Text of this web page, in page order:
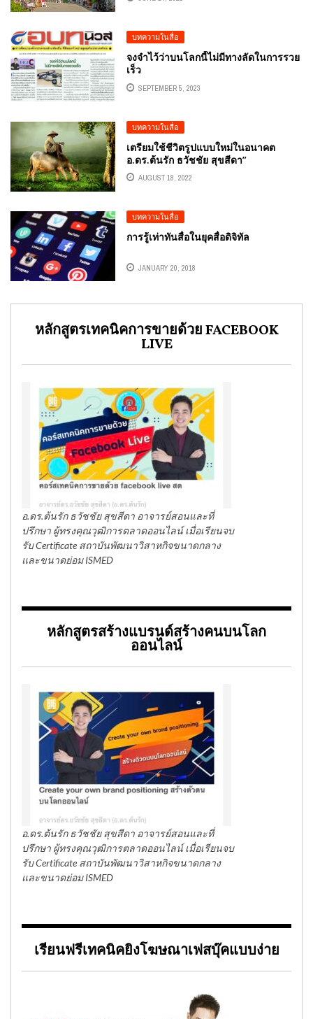
บทความในสื่อ
จงจำไว้ว่าบนโลกนี้ไม่มีทางลัดในการรวย
เร็ว
SEPTEMBER 5, 2023
บทความในสื่อ
เตรียมใช้ชีวิตรูปแบบใหม่ในอนาคต
อ.ดร.ต้นรัก ธวัชชัย สุขสีดา”
AUGUST 18, 2022
บทความในสื่อ
การรู้เท่าทันสื่อในยุคสื่อดิจิทัล
JANUARY 20, 2018
หลักสูตรเทคนิคการขายด้วย FACEBOOK
LIVE
อ.ดร.ต้นรัก ธวัชชัย สุขสีดา อาจารย์สอนและที่
ปรึกษา ผู้ทรงคุณวุฒิการตลาดออนไลน์ เมื่อเรียนจบ
รับ Certificate สถาบันพัฒนาวิสาหกิจขนาดกลาง
และขนาดย่อม ISMED
หลักสูตรสร้างแบรนด์สร้างคนบนโลก
ออนไลน์
อ.ดร.ต้นรัก ธวัชชัย สุขสีดา อาจารย์สอนและที่
ปรึกษา ผู้ทรงคุณวุฒิการตลาดออนไลน์ เมื่อเรียนจบ
รับ Certificate สถาบันพัฒนาวิสาหกิจขนาดกลาง
และขนาดย่อม ISMED
เรียนฟรีเทคนิคยิงโฆษณาเฟสบุ๊คแบบง่าย